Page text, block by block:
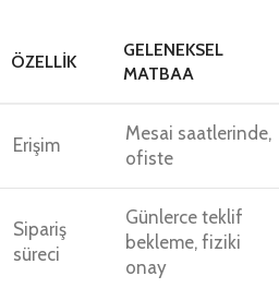
ÖZELLIK
GELENEKSEL
MATBAA
Erişim
Mesai saatlerinde,
ofiste
Sipariş
süreci
Günlerce teklif
bekleme, fiziki
onay